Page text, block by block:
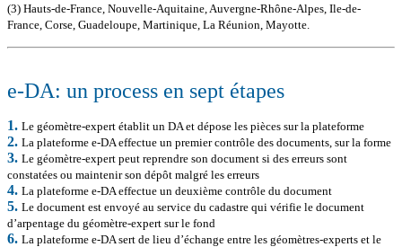
(3) Hauts-de-France, Nouvelle-Aquitaine, Auvergne-Rhône-Alpes, Ile-de-
France, Corse, Guadeloupe, Martinique, La Réunion, Mayotte.
e-DA: un process en sept étapes
1. Le géomètre-expert établit un DA et dépose les pièces sur la plateforme
2. La plateforme e-DA effectue un premier contrôle des documents, sur la forme
3. Le géomètre-expert peut reprendre son document si des erreurs sont
constatées ou maintenir son dépôt malgré les erreurs
4. La plateforme e-DA effectue un deuxième contrôle du document
5. Le document est envoyé au service du cadastre qui vérifie le document
d’arpentage du géomètre-expert sur le fond
6. La plateforme e-DA sert de lieu d’échange entre les géomètres-experts et le